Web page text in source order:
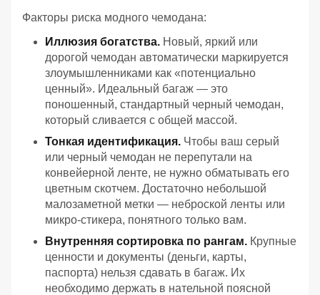
Факторы риска модного чемодана:
Иллюзия богатства. Новый, яркий или
дорогой чемодан автоматически маркируется
злоумышленниками как «потенциально
ценный». Идеальный багаж — это
поношенный, стандартный черный чемодан,
который сливается с общей массой.
Тонкая идентификация. Чтобы ваш серый
или черный чемодан не перепутали на
конвейерной ленте, не нужно обматывать его
цветным скотчем. Достаточно небольшой
малозаметной метки — неброской ленты или
микро-стикера, понятного только вам.
Внутренняя сортировка по рангам. Крупные
ценности и документы (деньги, карты,
паспорта) нельзя сдавать в багаж. Их
необходимо держать в нательной поясной